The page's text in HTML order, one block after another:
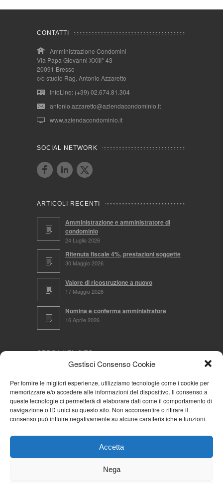
Gestisci Consenso Cookie
Per fornire le migliori esperienze, utilizziamo tecnologie come i cookie per
memorizzare e/o accedere alle informazioni del dispositivo. Il consenso a
queste tecnologie ci permetterà di elaborare dati come il comportamento di
navigazione o ID unici su questo sito. Non acconsentire o ritirare il
consenso può influire negativamente su alcune caratteristiche e funzioni.
Accetta
Nega
CONTATTI
Amministrazione Condomini
Via Papa Giovanni XXIII° 43
20091 Bresso
c/o studio Rag. Antonio Azzaretto
InfoLine: (+39) 02.674.81.304
antonio.azzaretto@aziendacondominio.it
www.aziendacondominio.it
SOCIAL NETWORK
ARTICOLI RECENTI
Amministrazione e amministratore di
condominio
24 Luglio 2026
Ritenuta fiscale 4%, prestazioni soggette
30 Maggio 2026
Valore di ricostruzione a nuovo
17 Maggio 2026
Nomina e conferma amministratore
16 Aprile 2026
CERCA NEL SITO
NAVIGA PER
Mappa completa
Mappa categorie
Cookie Policy (UE)
Iscriviti alla Community AziendaCondominio